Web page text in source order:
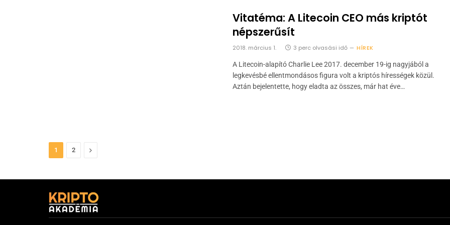
Vitatéma: A Litecoin CEO más kriptót
népszerűsít
2018. március 1. 3 perc olvasási idő HÍREK
A Litecoin-alapító Charlie Lee 2017. december 19-ig nagyjából a
legkevésbé ellentmondásos figura volt a kriptós hírességek közül.
Aztán bejelentette, hogy eladta az összes, már hat éve…
1 2 Next